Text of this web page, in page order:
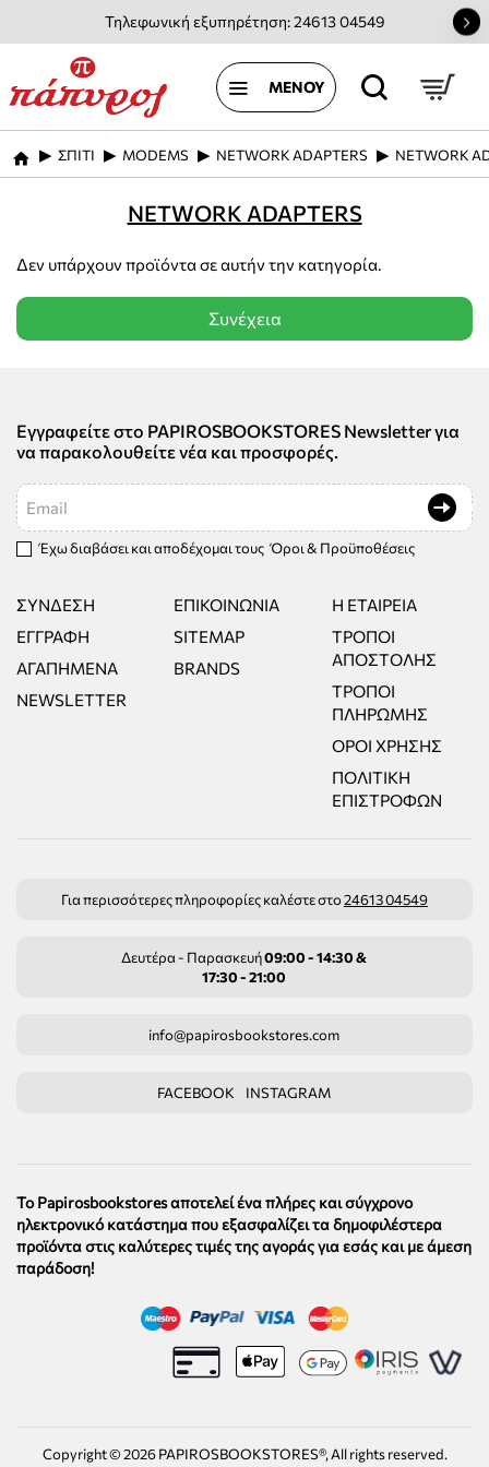
Τηλεφωνική εξυπηρέτηση: 24613 04549
home
ΣΠΙΤΙ MODEMS NETWORK ADAPTERS NETWORK
NETWORK ADAPTERS
Δεν υπάρχουν προϊόντα σε αυτήν την κατηγορία.
Συνέχεια
Εγγραφείτε στο PAPIROSBOOKSTORES Newsletter για
να παρακολουθείτε νέα και προσφορές.
Email
Έχω διαβάσει και αποδέχομαι τους Όροι & Προϋποθέσεις
ΣΎΝΔΕΣΗ
ΕΓΓΡΑΦΉ
ΑΓΑΠΗΜΈΝΑ
NEWSLETTER
ΕΠΙΚΟΙΝΩΝΊΑ
SITEMAP
BRANDS
Η ΕΤΑΙΡΕΊΑ
ΤΡΌΠΟΙ
ΑΠΟΣΤΟΛΉΣ
ΤΡΌΠΟΙ
ΠΛΗΡΩΜΉΣ
ΌΡΟΙ ΧΡΉΣΗΣ
ΠΟΛΙΤΙΚΉ
ΕΠΙΣΤΡΟΦΏΝ
Για περισσότερες πληροφορίες καλέστε στο24613 04549
Δευτέρα - Παρασκευή09:00 - 14:30 &
17:30 - 21:00
info@papirosbookstores.com
FACEBOOK INSTAGRAM
Το Papirosbookstores αποτελεί ένα πλήρες και σύγχρονο
ηλεκτρονικό κατάστημα που εξασφαλίζει τα δημοφιλέστερα
προϊόντα στις καλύτερες τιμές της αγοράς για εσάς και με άμεση
παράδοση!
Copyright ©2026PAPIROSBOOKSTORES®, All rights reserved.